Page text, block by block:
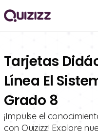
Tarjetas
Línea El
Grado 8
¡Impulse el
con Quizizz! Explore